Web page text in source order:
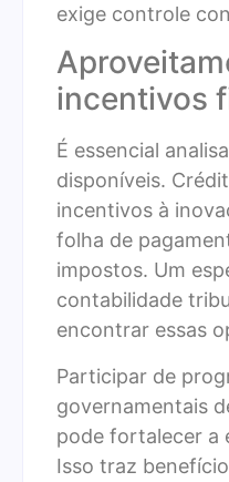
exige controle
incentivos
É essencial
disponíveis.
incentivos à
folha de
impostos. Um
contabilidade
encontrar essas
Participar de
governamentais
pode fortalecer a
Isso traz